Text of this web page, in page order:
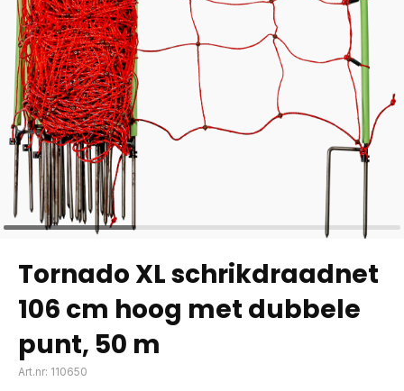
Tornado XL schrikdraadnet
106 cm hoog met dubbele
punt, 50 m
Art.nr: 110650